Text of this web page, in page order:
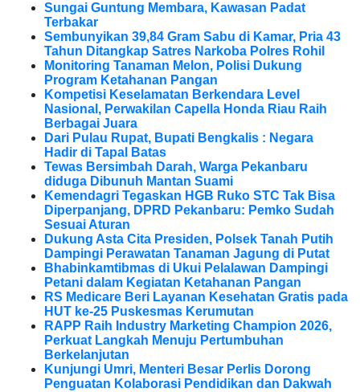
Sungai Guntung Membara, Kawasan Padat
Terbakar
Sembunyikan 39,84 Gram Sabu di Kamar, Pria 43
Tahun Ditangkap Satres Narkoba Polres Rohil
Monitoring Tanaman Melon, Polisi Dukung
Program Ketahanan Pangan
Kompetisi Keselamatan Berkendara Level
Nasional, Perwakilan Capella Honda Riau Raih
Berbagai Juara
Dari Pulau Rupat, Bupati Bengkalis : Negara
Hadir di Tapal Batas
Tewas Bersimbah Darah, Warga Pekanbaru
diduga Dibunuh Mantan Suami
Kemendagri Tegaskan HGB Ruko STC Tak Bisa
Diperpanjang, DPRD Pekanbaru: Pemko Sudah
Sesuai Aturan
Dukung Asta Cita Presiden, Polsek Tanah Putih
Dampingi Perawatan Tanaman Jagung di Putat
Bhabinkamtibmas di Ukui Pelalawan Dampingi
Petani dalam Kegiatan Ketahanan Pangan
RS Medicare Beri Layanan Kesehatan Gratis pada
HUT ke-25 Puskesmas Kerumutan
RAPP Raih Industry Marketing Champion 2026,
Perkuat Langkah Menuju Pertumbuhan
Berkelanjutan
Kunjungi Umri, Menteri Besar Perlis Dorong
Penguatan Kolaborasi Pendidikan dan Dakwah